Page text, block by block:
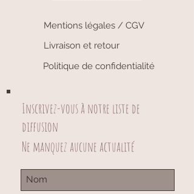
Mentions légales / CGV
Livraison et retour
Politique de confidentialité
Inscrivez-vous à notre liste de
diffusion
Ne manquez aucune actualité